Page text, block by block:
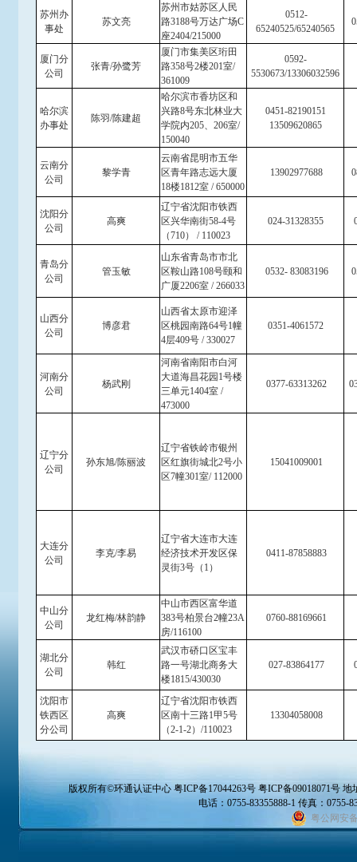
苏州办
事处
苏文亮
苏州市姑苏区人民
路3188号万达广场C
座2404/215000
0512-
65240525/65240565
厦门分
公司
张青/孙鹭芳
厦门市集美区珩田
路358号2楼201室/
361009
0592-
5530673/13306032596
哈尔滨
办事处
陈羽/陈建超
哈尔滨市香坊区和
兴路8号东北林业大
学院内205、206室/
150040
0451-82190151
13509620865
云南分
公司
黎学青
云南省昆明市五华
区青年路志远大厦
18楼1812室 / 650000
13902977688
沈阳分
公司
高爽
辽宁省沈阳市铁西
区兴华南街58-4号
（710） / 110023
024-31328355
青岛分
公司
管玉敏
山东省青岛市市北
区鞍山路108号颐和
广厦2206室 / 266033
0532- 83083196
山西分
公司
博彦君
山西省太原市迎泽
区桃园南路64号1幢
4层409号 / 330027
0351-4061572
河南分
公司
杨武刚
河南省南阳市白河
大道海昌花园1号楼
三单元1404室 /
473000
0377-63313262
辽宁分
公司
孙东旭/陈丽波
辽宁省铁岭市银州
区红旗街城北2号小
区7幢301室/ 112000
15041009001
大连分
公司
李克/李易
辽宁省大连市大连
经济技术开发区保
灵街3号（1）
0411-87858883
中山分
公司
龙红梅/林韵静
中山市西区富华道
383号柏景台2幢23A
房/116100
0760-88169661
湖北分
公司
韩红
武汉市硚口区宝丰
路一号湖北商务大
楼1815/430030
027-83864177
沈阳市
铁西区
分公司
高爽
辽宁省沈阳市铁西
区南十三路1甲5号
（2-1-2）/110023
13304058008
版权所有©环通认证中心 粤ICP备17044263号 粤ICP备09018071号 地
电话：0755-83355888-1 传真：0755-
粤公网安